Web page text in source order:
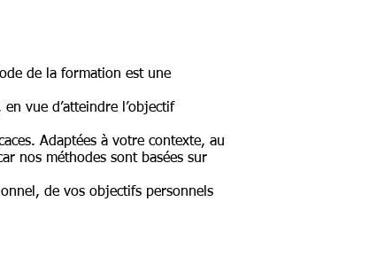
de la formation est une
vue d’atteindre l’objectif
Adaptées à votre contexte, au
nos méthodes sont basées sur
de vos objectifs personnels